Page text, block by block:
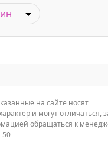
на сайте носят
и могут отличаться,
обращаться к
50